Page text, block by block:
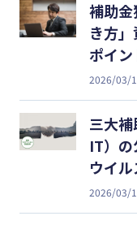
補助
き方
ポイン
2026/03/
三大
IT）
ウイル
2026/03/